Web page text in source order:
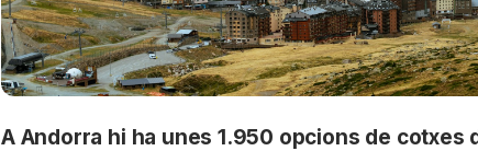
A Andorra hi ha unes 1.950 opcions de cotxes